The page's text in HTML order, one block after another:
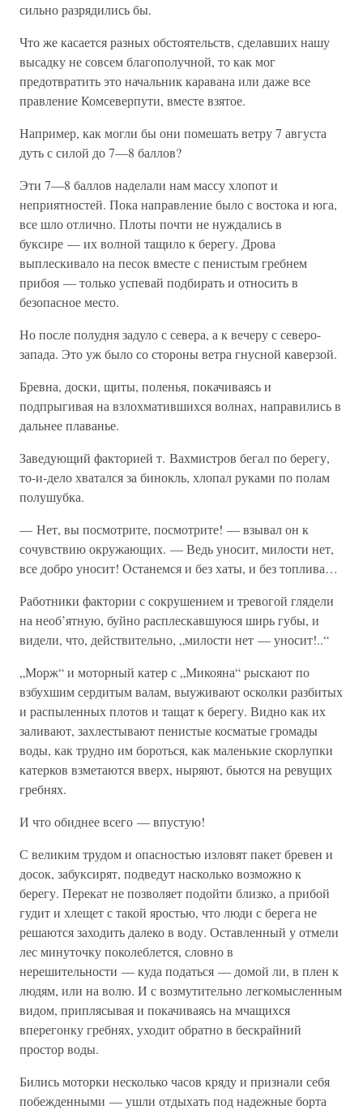
сильно разрядились бы.
Что же касается разных обстоятельств, сделавших нашу
высадку не совсем благополучной, то как мог
предотвратить это начальник каравана или даже все
правление Комсеверпути, вместе взятое.
Например, как могли бы они помешать ветру 7 августа
дуть с силой до 7—8 баллов?
Эти 7—8 баллов наделали нам массу хлопот и
неприятностей. Пока направление было с востока и юга,
все шло отлично. Плоты почти не нуждались в
буксире — их волной тащило к берегу. Дрова
выплескивало на песок вместе с пенистым гребнем
прибоя — только успевай подбирать и относить в
безопасное место.
Но после полудня задуло с севера, а к вечеру с северо-
запада. Это уж было со стороны ветра гнусной каверзой.
Бревна, доски, щиты, поленья, покачиваясь и
подпрыгивая на взлохматившихся волнах, направились в
дальнее плаванье.
Заведующий факторией т. Вахмистров бегал по берегу,
то-и-дело хватался за бинокль, хлопал руками по полам
полушубка.
— Нет, вы посмотрите, посмотрите! — взывал он к
сочувствию окружающих. — Ведь уносит, милости нет,
все добро уносит! Останемся и без хаты, и без топлива…
Работники фактории с сокрушением и тревогой глядели
на необ’ятную, буйно расплескавшуюся ширь губы, и
видели, что, действительно, „милости нет — уносит!..“
„Морж“ и моторный катер с „Микояна“ рыскают по
взбухшим сердитым валам, выуживают осколки разбитых
и распыленных плотов и тащат к берегу. Видно как их
заливают, захлестывают пенистые косматые громады
воды, как трудно им бороться, как маленькие скорлупки
катерков взметаются вверх, ныряют, бьются на ревущих
гребнях.
И что обиднее всего — впустую!
С великим трудом и опасностью изловят пакет бревен и
досок, забуксирят, подведут насколько возможно к
берегу. Перекат не позволяет подойти близко, а прибой
гудит и хлещет с такой яростью, что люди с берега не
решаются заходить далеко в воду. Оставленный у отмели
лес минуточку поколеблется, словно в
нерешительности — куда податься — домой ли, в плен к
людям, или на волю. И с возмутительно легкомысленным
видом, приплясывая и покачиваясь на мчащихся
вперегонку гребнях, уходит обратно в бескрайний
простор воды.
Бились моторки несколько часов кряду и признали себя
побежденными — ушли отдыхать под надежные борта